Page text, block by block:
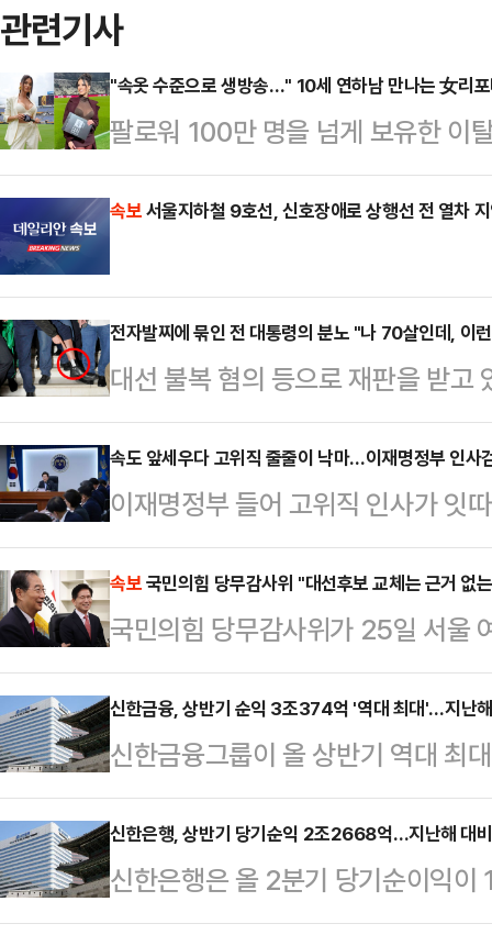
관련기사
"속옷 수준으로 생방송…" 10세 연하남 만나는 女리
팔로워 100만 명을 넘게 보유한 이
나의 과한 노출 의상이 화제의 중
에 따르면 엘레오노라 인카르도나
착용했다.공개된 사진에 따르면 인
트와 브라톱 차림(사진 왼쪽)으로
셜미디어(SNS)에 공유돼 화제를
태의 상의 차림은 과하…
속보서울지하철 9호선, 신호장애로 상행선 전 열차
전자발찌에 묶인 전 대통령의 분노 "나 70살인데, 이
대선 불복 혐의 등으로 재판을 받고
령의 발목에 위치추적 전자장치(전
외신에 따르면 보우소나루 전 대통
(연방 상·하원) 건물 계단에서 왼쪽
취재진에게 내보이며 발끈했다.그
하지도, 공금을 횡령하지도, 살인을
장했다. 이어 "무고한 사람에게 전
며 "전직 대통령에게 …
속도 앞세우다 고위직 줄줄이 낙마…이재명정부 인사
이재명정부 들어 고위직 인사가 잇
전반에 대한 문제 제기가 이어지고
의혹이 제기돼 지명이 철회되거나
통령실 참모진 일부도 여론 악화 속
구조적 허점이 드러났다는 평가가
출범 이후 현재까지 낙마한 고위직
배우자 명의 부동산 차명 보유 및
사퇴했다. 이진숙…
속보국민의힘 당무감사위 "대선후보 교체는 근거 없
국민의힘 당무감사위가 25일 서울
무감사 브리핑을 열고 후보 교체
근거는 없다"며 "불법한 행위였다"
신한금융, 상반기 순익 3조374억 '역대 최대'…지난
신한금융그룹이 올 상반기 역대 최
달성했다.25일 신한금융이 발표한
룹의 당기순이익은 지난해 상반
증가한 3조374억원을 기록했다.
기순이익은 1조5491억원으로, 경
신한은행, 상반기 당기순익 2조2668억…지난해
신한은행은 올 2분기 당기순이익
가했으며, 상반기 당기순이익이 2